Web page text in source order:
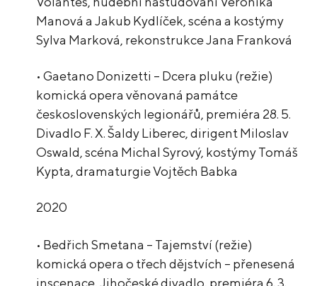
Manová a Jakub Kydlíček, scéna a kostýmy
Sylva Marková, rekonstrukce Jana Franková
• Gaetano Donizetti – Dcera pluku (režie)
komická opera věnovaná památce
československých legionářů, premiéra 28. 5.
Divadlo F. X. Šaldy Liberec, dirigent Miloslav
Oswald, scéna Michal Syrový, kostýmy Tomáš
Kypta, dramaturgie Vojtěch Babka
2020
• Bedřich Smetana – Tajemství (režie)
komická opera o třech dějstvích – přenesená
inscenace, Jihočeské divadlo, premiéra 6. 3.